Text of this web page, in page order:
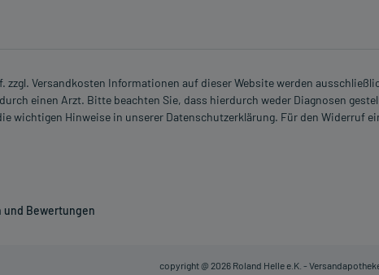
zzgl. Versandkosten Informationen auf dieser Website werden
einen Arzt. Bitte beachten Sie, dass hierdurch weder Diagnosen
wichtigen Hinweise in unserer Datenschutzerklärung. Für den Widerruf
und Bewertungen
copyright @ 2026 Roland Helle e.K. -